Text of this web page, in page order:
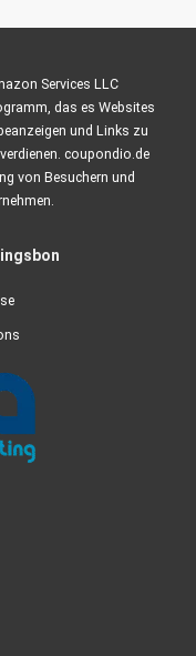
Services LLC
das es Websites
und Links zu
coupondio.de
von Besuchern und